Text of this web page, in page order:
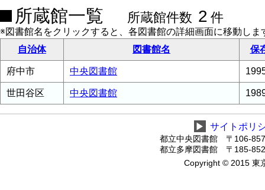
所蔵館一覧 所蔵館件数 2 件
※図書館名をクリックすると、各図書館の詳細画面に移動しま
自治体
図書館名 保
府中市 中央図書館
世田谷区 中央図書館
▶ サイトポリ
都立中央図書館 〒106-
都立多摩図書館 〒185-
Copyright © 2015 東